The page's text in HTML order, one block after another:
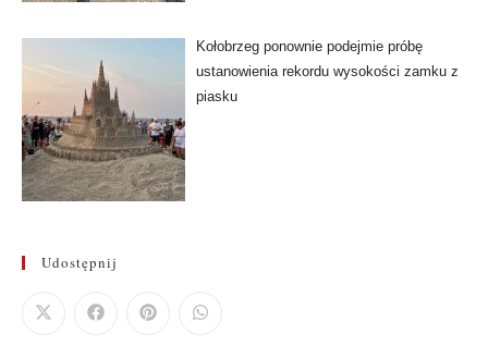
Kołobrzeg ponownie podejmie próbę
ustanowienia rekordu wysokości zamku z
piasku
Udostępnij